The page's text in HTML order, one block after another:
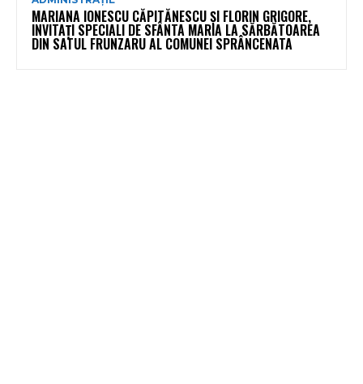
MARIANA IONESCU CĂPITĂNESCU ȘI FLORIN GRIGORE,
INVITAȚI SPECIALI DE SFÂNTA MARIA LA SĂRBĂTOAREA
DIN SATUL FRUNZARU AL COMUNEI SPRÂNCENATA